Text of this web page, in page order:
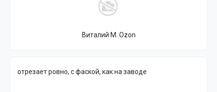
Виталий М. Ozon
отрезает ровно, с фаской, как на заводе